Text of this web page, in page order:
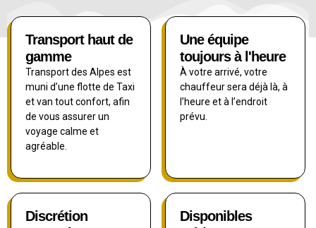
Transport haut de
gamme
Transport des Alpes est
muni d’une flotte de Taxi
et van tout confort, afin
de vous assurer un
voyage calme et
agréable.
Une équipe
toujours à l'heure
À votre arrivé, votre
chauffeur sera déjà là, à
l’heure et à l’endroit
prévu.
Discrétion
Disponibles